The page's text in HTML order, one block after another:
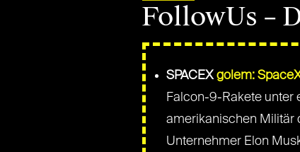
FollowUs –
SPACEXgolem:
Falcon-9-Rakete unter
amerikanischen Militär
Unternehmer Elon